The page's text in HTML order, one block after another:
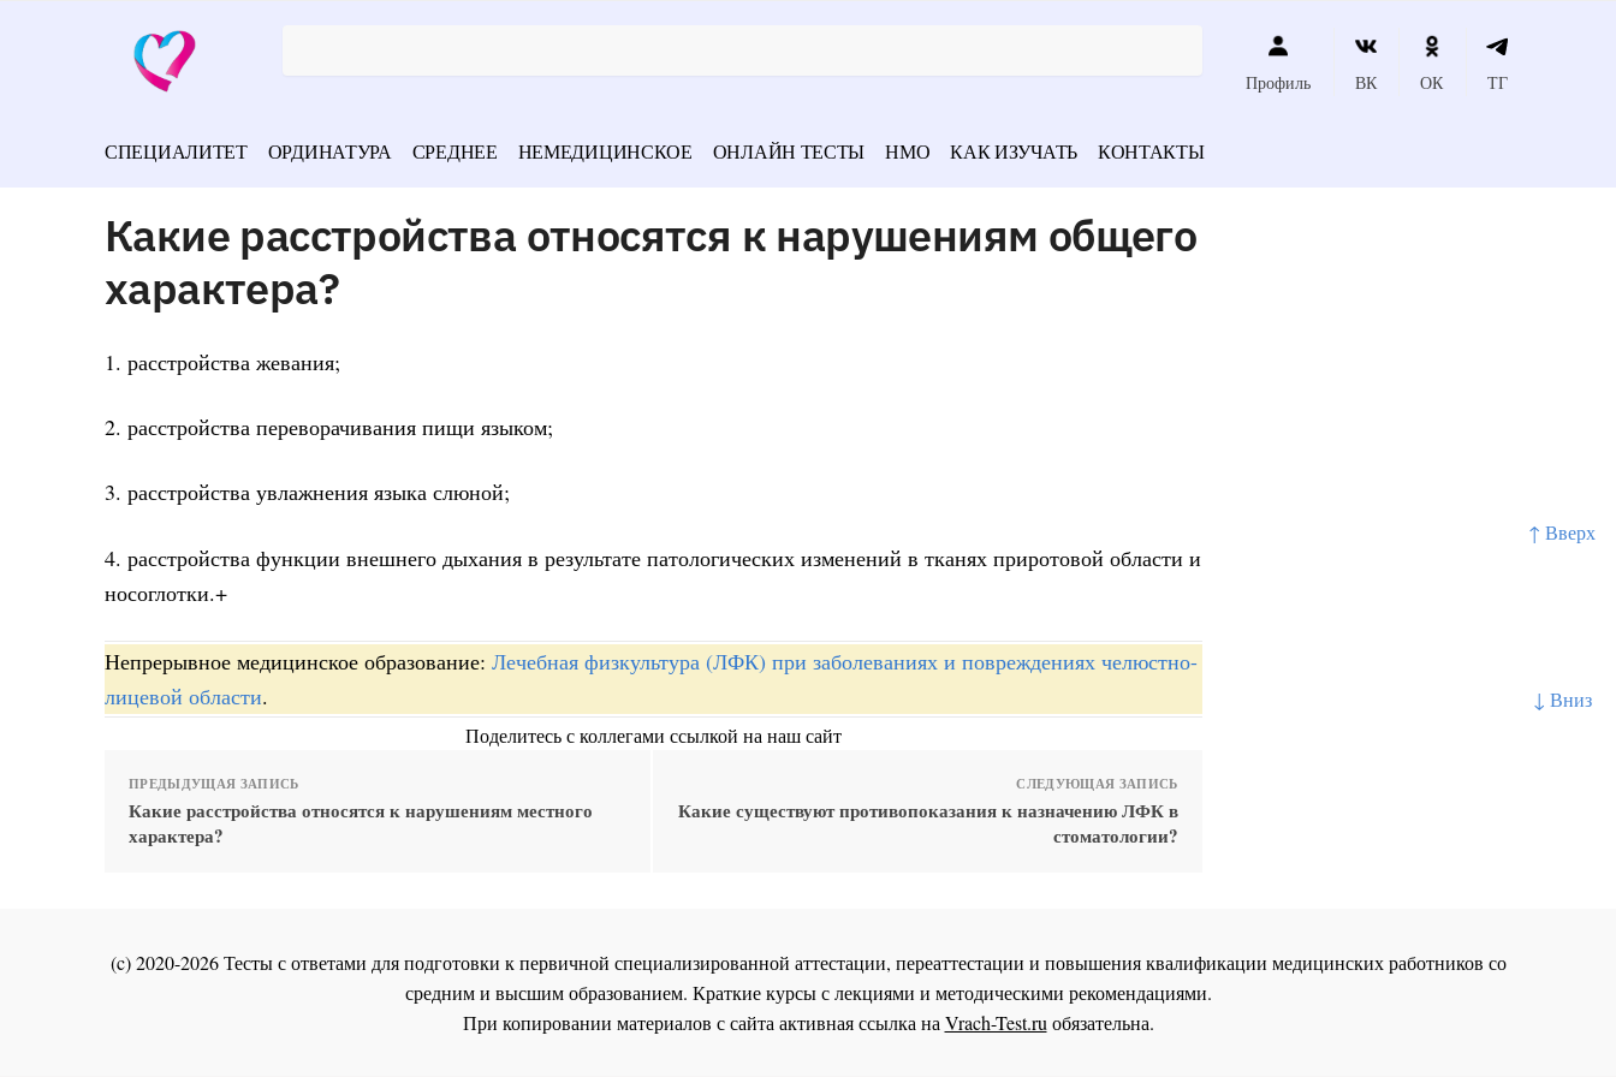
↑ Вверх
↓ Вниз
Профиль ВК ОК ТГ
СПЕЦИАЛИТЕТ ОРДИНАТУРА СРЕДНЕЕ НЕМЕДИЦИНСКОЕ ОНЛАЙН ТЕСТЫ НМО КАК ИЗУЧАТЬ КОНТАКТЫ
Какие расстройства относятся к нарушениям общего
характера?
1. расстройства жевания;
2. расстройства переворачивания пищи языком;
3. расстройства увлажнения языка слюной;
4. расстройства функции внешнего дыхания в результате патологических изменений в тканях приротовой области и
носоглотки.+
Непрерывное медицинское образование: Лечебная физкультура (ЛФК) при заболеваниях и повреждениях челюстно-
лицевой области.
Поделитесь с коллегами ссылкой на наш сайт
ПРЕДЫДУЩАЯ ЗАПИСЬ
Какие расстройства относятся к нарушениям местного
характера?
СЛЕДУЮЩАЯ ЗАПИСЬ
Какие существуют противопоказания к назначению ЛФК в
стоматологии?
(c) 2020-2026 Тесты с ответами для подготовки к первичной специализированной аттестации, переаттестации и повышения квалификации медицинских работников со
средним и высшим образованием. Краткие курсы с лекциями и методическими рекомендациями.
При копировании материалов с сайта активная ссылка наVrach-Test.ruобязательна.